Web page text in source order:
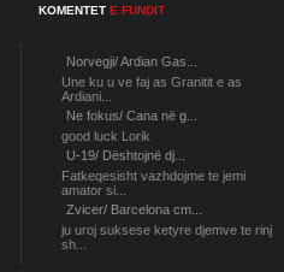
KOMENTET E FUNDIT
Norvegji/ Ardian Gas...
Une ku u ve faj as Granitit e as
Ardiani...
Ne fokus/ Cana në g...
good luck Lorik
U-19/ Dështojnë dj...
Fatkeqesisht vazhdojme te jemi
amator si...
Zvicer/ Barcelona cm...
ju uroj suksese ketyre djemve te rinj
sh...